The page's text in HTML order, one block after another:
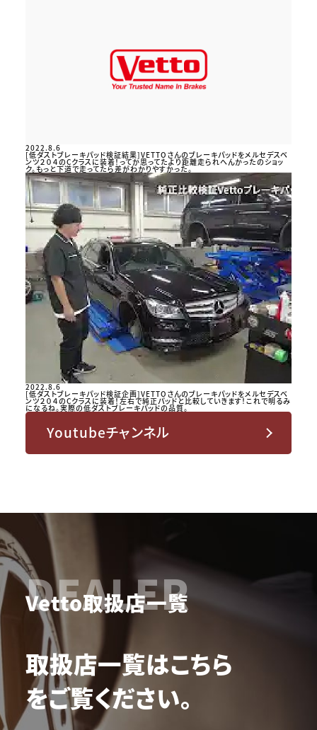
2022.8.6
[低ダストブレーキパッド検証結果]VETTOさんのブレーキパッドをメルセデスベ
ンツ２０４のCクラスに装着！ってか思ってたより距離走られへんかったのショッ
ク。もっと下道で走ってたら差がわかりやすかった。
2022.8.6
[低ダストブレーキパッド検証企画]VETTOさんのブレーキパッドをメルセデスベ
ンツ２０４のCクラスに装着！左右で純正パッドと比較していきます！これで明るみ
になるね。実際の低ダストブレーキパッドの品質。
Youtubeチャンネル
DEALER
Vetto取扱店一覧
取扱店一覧はこちら
をご覧ください。